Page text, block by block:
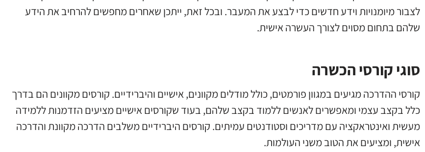
לצבור מיומנויות וידע חדשים כדי לבצע את המעבר. ובכל זאת, ייתכן שאחרים מחפשים להרחיב את הידע
שלהם בתחום מסוים לצורך העשרה אישית.
סוגי קורסי הכשרה
קורסי ההדרכה מגיעים במגוון פורמטים, כולל מודלים מקוונים, אישיים והיברידיים. קורסים מקוונים הם בדרך
כלל בקצב עצמי ומאפשרים לאנשים ללמוד בקצב שלהם, בעוד שקורסים אישיים מציעים הזדמנות ללמידה
מעשית ואינטראקציה עם מדריכים וסטודנטים עמיתים. קורסים היברידיים משלבים הדרכה מקוונת והדרכה
אישית, ומציעים את הטוב משני העולמות.